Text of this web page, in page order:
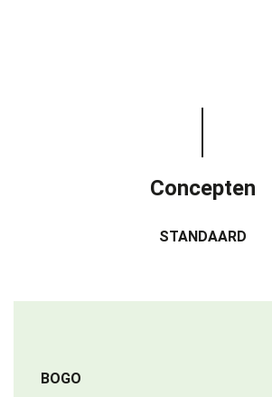
Concepten
STANDAARD
BOGO